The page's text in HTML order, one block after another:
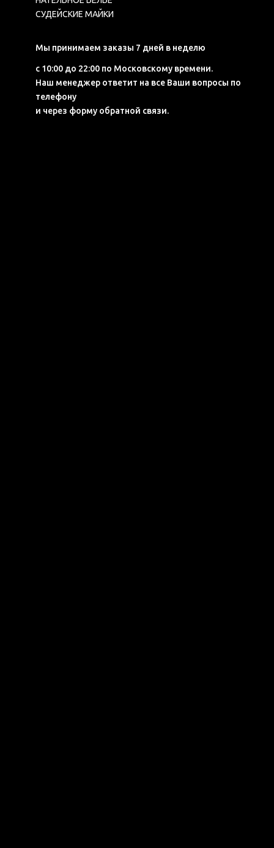
СУДЕЙСКИЕ МАЙКИ
Мы принимаем заказы 7 дней в неделю
с 10:00 до 22:00 по Московскому времени.
Наш менеджер ответит на все Ваши вопросы по
телефону
и через форму обратной связи.